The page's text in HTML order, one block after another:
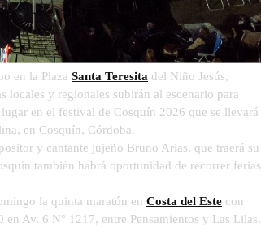
en la Plaza Santa Teresita del Niño Jesús,
locales y regionales subirán al escenario para
en el festival de Cosquín 2026 que se llevará
en Cosquín, Córdoba.
y cantante jujeño Bruno Arias, que traerá su
también habrá oportunidad de recorrer ferias
la quinta maratón en Costa del Este con
Av. 6 N° 1217, entre Pensamientos y Las Lilas.